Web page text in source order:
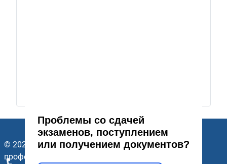
Проблемы со сдачей
экзаменов, поступлением
или получением документов?
© 2026 ГАПОУ Стерлитамакский многопрофильный
профессиональный колледж. Все права защищены.